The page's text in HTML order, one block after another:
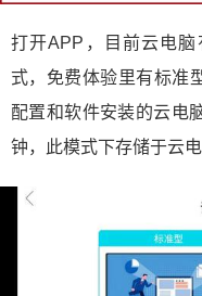
打开APP，目前云电
式，免费体验里有标准
配置和软件安装的云电
钟，此模式下存储于云